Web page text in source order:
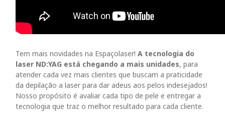
Tem mais novidades na Espaçolaser! A tecnologia do
laser ND:YAG está chegando a mais unidades, para
atender cada vez mais clientes que buscam a praticidade
da depilação a laser para dar adeus aos pelos indesejados!
Nosso propósito é avaliar cada tipo de pele e entregar a
tecnologia que traz o melhor resultado para cada cliente.